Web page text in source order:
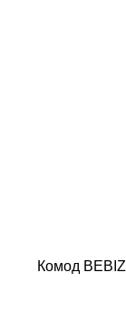
Комод